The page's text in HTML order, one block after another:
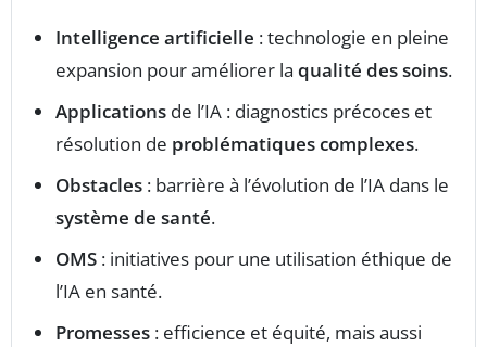
Intelligence artificielle : technologie en pleine
expansion pour améliorer la qualité des soins.
Applications de l’IA : diagnostics précoces et
résolution de problématiques complexes.
Obstacles : barrière à l’évolution de l’IA dans le
système de santé.
OMS : initiatives pour une utilisation éthique de
l’IA en santé.
Promesses : efficience et équité, mais aussi